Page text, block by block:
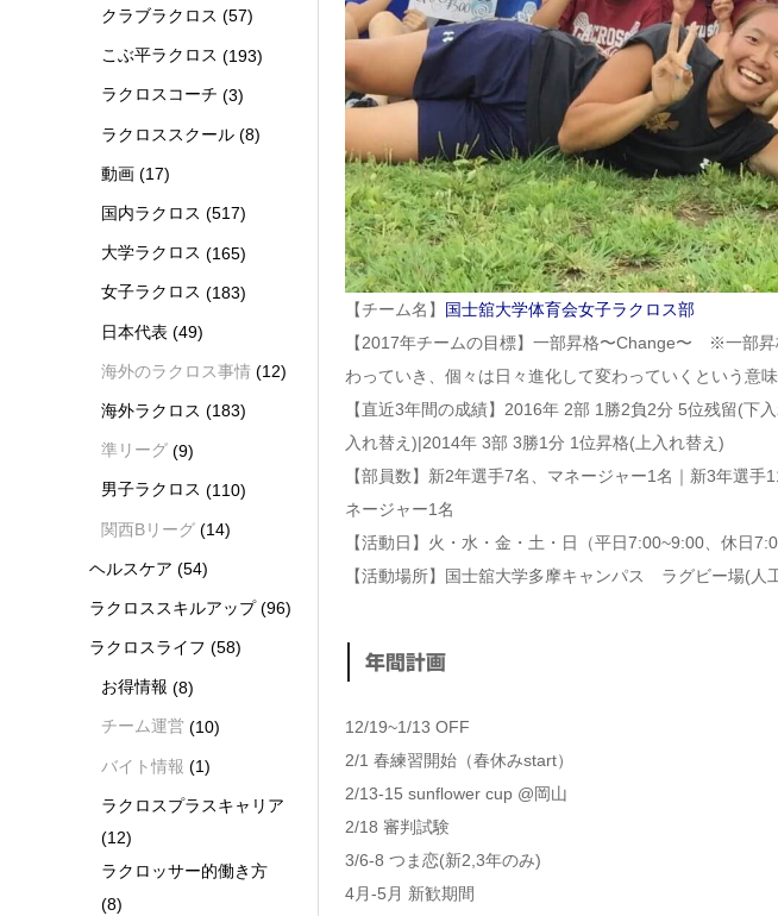
【チーム名】 国士舘大学体育会女子ラクロス部
【2017年チームの目標】一部昇格〜Change〜 ※一部
わっていき、個々は日々進化して変わっていくという意
【直近3年間の成績】2016年 2部 1勝2負2分 5位残留(
入れ替え)|2014年 3部 3勝1分 1位昇格(上入れ替え)
【部員数】新2年選手7名、マネージャー1名｜新3年選
ネージャー1名
【活動日】火・水・金・土・日（平日7:00~9:00、休日
【活動場所】国士舘大学多摩キャンパス ラグビー場(人
年間計画
12/19~1/13 OFF
2/1 春練習開始（春休みstart）
2/13-15 sunflower cup @岡山
2/18 審判試験
3/6-8 つま恋(新2,3年のみ)
4月-5月 新歓期間
クラブラクロス (57)
こぶ平ラクロス (193)
ラクロスコーチ (3)
ラクロススクール (8)
動画 (17)
国内ラクロス (517)
大学ラクロス (165)
女子ラクロス (183)
日本代表 (49)
海外のラクロス事情 (12)
海外ラクロス (183)
準リーグ (9)
男子ラクロス (110)
関西Bリーグ (14)
ヘルスケア (54)
ラクロススキルアップ(96)
ラクロスライフ (58)
お得情報 (8)
チーム運営 (10)
バイト情報 (1)
ラクロスプラスキャリア
(12)
ラクロッサー的働き方
(8)